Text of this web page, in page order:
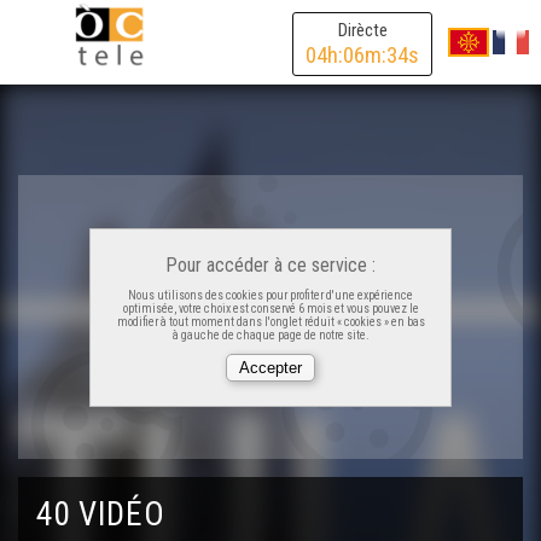
Dirècte
04h:06m:34s
Pour accéder à ce service :
Nous utilisons des cookies pour profiter d'une expérience
optimisée, votre choix est conservé 6 mois et vous pouvez le
modifier à tout moment dans l'onglet réduit « cookies » en bas
à gauche de chaque page de notre site.
40 VIDÉO
ÒC Kay - Sentaralha
ÒC Kay - Garait
ÒC Kay - Miuvachas